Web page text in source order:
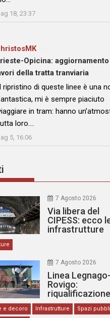
18, 23:37
su
Opicina:
della tratta tranviaria
ripristino di queste linee è una
mi è sempre piaciuto
in tram: hanno
loro.…
5, 16:06
7 Agosto 2026
Via libera del
CIPESS: ecco
infrastrutture
7 Agosto 2026
Linea Legnago-
Rovigo:
riqualificazione
delle stazioni
e decoro Infrastrutture
Spazi